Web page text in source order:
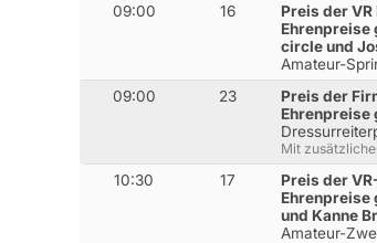
09:00 16
Preis der VR
Ehrenpreise
circle und
Amateur-
09:00 23
Preis der
Ehrenpreise
Mit
10:30 17
Preis der
Ehrenpreise
und Kanne
Amateur-